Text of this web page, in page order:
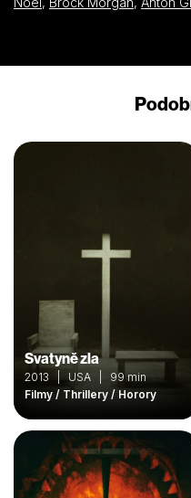
Svatyně zla
2013 | USA | 99 min
Filmy / Thrillery / Horory